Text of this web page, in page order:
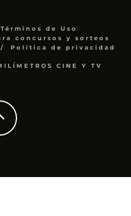
de Uso
concursos y sorteos
Política de privacidad
CINE Y TV